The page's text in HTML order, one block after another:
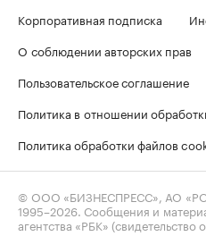
Корпоративная подписка
О соблюдении авторских прав
Пользовательское соглашение
Политика в отношении
Политика обработки файлов
© ООО «БИЗНЕСПРЕСС», АО
1995–2026 . Сообщения и
агентства «РБК» (свидетельство